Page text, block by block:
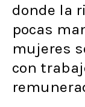
donde la
pocas
mujeres
con